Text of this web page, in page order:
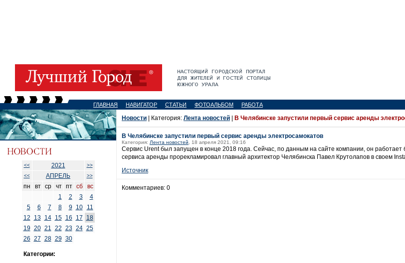
ГЛАВНАЯ НАВИГАТОР СТАТЬИ ФОТОАЛЬБОМ РАБОТА
<< 2021
>>
<<
АПРЕЛЬ >>
пн вт ср чт пт сб
вс
1
2 3
4
5
6 7 8 9 10
11
12
13 14 15 16 17
18
19 20 21 22 23 24 25
26 27 28 29 30
Категории:
Новости | Категория: Лента новостей В Челябинске запустили первый сервис аренды
В Челябинске запустили первый сервис аренды электросамокатов
Категория: Лента новостей , 18 апреля 2021, 09:16
Сервис Urent был запущен в конце 2018 года. Сейчас, по данным на сайте компании, он работает
сервиса аренды прорекламировал главный архитектор Челябинска Павел Крутолапов в своем
Источник
Комментариев: 0